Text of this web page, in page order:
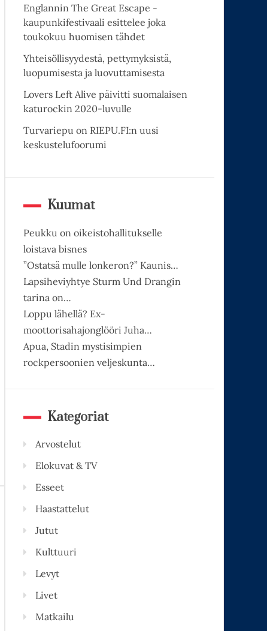
Englannin The Great Escape -
kaupunkifestivaali esittelee joka
toukokuu huomisen tähdet
Yhteisöllisyydestä, pettymyksistä,
luopumisesta ja luovuttamisesta
Lovers Left Alive päivitti suomalaisen
katurockin 2020-luvulle
Turvariepu on RIEPU.FI:n uusi
keskustelufoorumi
Kuumat
Peukku on oikeistohallitukselle
loistava bisnes
”Ostatsä mulle lonkeron?” Kaunis…
Lapsiheviyhtye Sturm Und Drangin
tarina on…
Loppu lähellä? Ex-
moottorisahajonglööri Juha…
Apua, Stadin mystisimpien
rockpersoonien veljeskunta…
Kategoriat
Arvostelut
Elokuvat & TV
Esseet
Haastattelut
Jutut
Kulttuuri
Levyt
Livet
Matkailu